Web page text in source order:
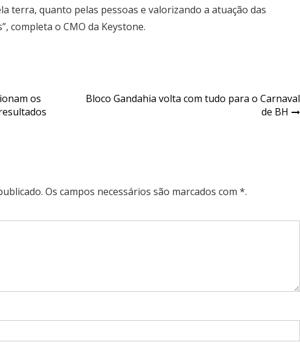
terra, quanto pelas pessoas e valorizando a atuação das
completa o CMO da Keystone.
os
Bloco Gandahia volta com tudo para o Carnaval
de BH
Os campos necessários são marcados com *.